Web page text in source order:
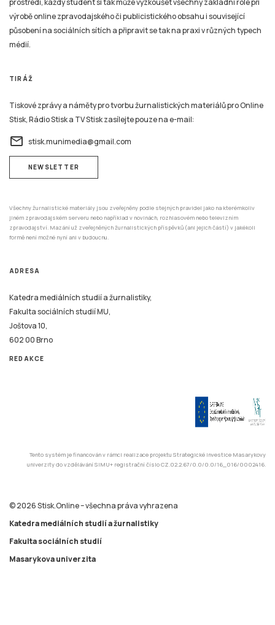
médií.
TIRÁŽ
Tiskové zprávy a náměty pro tvorbu žurnalistických materiálů pro Online
email stisk.munimedia@gmail.com
NEWSLETTER
Všechny žurnalistické materiály jsou zveřejněny podle stejných pravidel jako na kterémkoliv
formě není možné nyní ani v budoucnu.
ADRESA
Katedra mediálních studií a žurnalistiky,
Joštova 10,
602 00 Brno
REDAKCE
Tento systém je financován v rámci realizace projektu Strategické investice Masarykovy
Fakulta sociálních studií
Masarykova univerzita